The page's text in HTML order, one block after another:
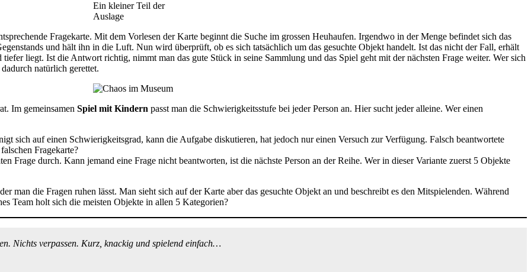
Ein kleiner Teil der
Auslage
Fragekarte. Mit dem Vorlesen der Karte beginnt die Suche im grossen Heuhaufen. Irgendwo in der Menge befindet sich das
und hält ihn in die Luft. Nun wird überprüft, ob es sich tatsächlich um das gesuchte Objekt handelt. Ist das nicht der Fall, erhält
liegt. Ist die Antwort richtig, nimmt man das gute Stück in seine Sammlung und das Spiel geht mit der nächsten Frage weiter. Wer sich
natürlich gerettet.
Im gemeinsamen Spiel mit Kindern passt man die Schwierigkeitsstufe bei jeder Person an. Hier sucht jeder alleine. Wer einen
sich auf einen Schwierigkeitsgrad, kann die Aufgabe diskutieren, hat jedoch nur einen Versuch zur Verfügung. Falsch beantwortete
Fragekarte?
Frage durch. Kann jemand eine Frage nicht beantworten, ist die nächste Person an der Reihe. Wer in dieser Variante zuerst 5 Objekte
man die Fragen ruhen lässt. Man sieht sich auf der Karte aber das gesuchte Objekt an und beschreibt es den Mitspielenden. Während
Team holt sich die meisten Objekte in allen 5 Kategorien?
Nichts verpassen. Kurz, knackig und spielend einfach…